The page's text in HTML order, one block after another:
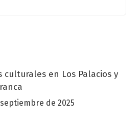
culturales en Los Palacios y
de 2025